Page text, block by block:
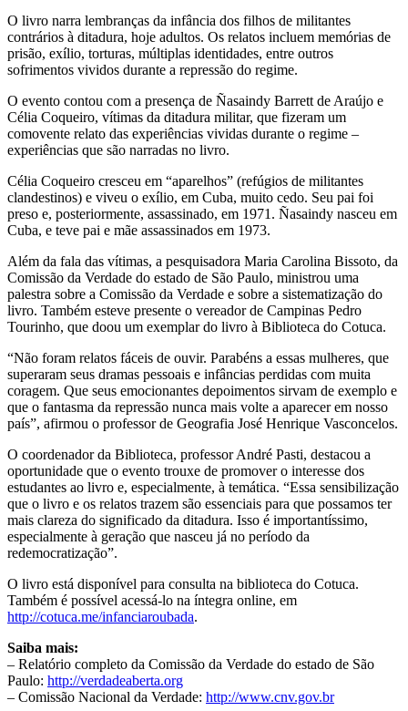
O livro narra lembranças da infância dos filhos de militantes
contrários à ditadura, hoje adultos. Os relatos incluem memórias de
prisão, exílio, torturas, múltiplas identidades, entre outros
sofrimentos vividos durante a repressão do regime.
O evento contou com a presença de Ñasaindy Barrett de Araújo e
Célia Coqueiro, vítimas da ditadura militar, que fizeram um
comovente relato das experiências vividas durante o regime –
experiências que são narradas no livro.
Célia Coqueiro cresceu em “aparelhos” (refúgios de militantes
clandestinos) e viveu o exílio, em Cuba, muito cedo. Seu pai foi
preso e, posteriormente, assassinado, em 1971. Ñasaindy nasceu em
Cuba, e teve pai e mãe assassinados em 1973.
Além da fala das vítimas, a pesquisadora Maria Carolina Bissoto, da
Comissão da Verdade do estado de São Paulo, ministrou uma
palestra sobre a Comissão da Verdade e sobre a sistematização do
livro. Também esteve presente o vereador de Campinas Pedro
Tourinho, que doou um exemplar do livro à Biblioteca do Cotuca.
“Não foram relatos fáceis de ouvir. Parabéns a essas mulheres, que
superaram seus dramas pessoais e infâncias perdidas com muita
coragem. Que seus emocionantes depoimentos sirvam de exemplo e
que o fantasma da repressão nunca mais volte a aparecer em nosso
país”, afirmou o professor de Geografia José Henrique Vasconcelos.
O coordenador da Biblioteca, professor André Pasti, destacou a
oportunidade que o evento trouxe de promover o interesse dos
estudantes ao livro e, especialmente, à temática. “Essa sensibilização
que o livro e os relatos trazem são essenciais para que possamos ter
mais clareza do significado da ditadura. Isso é importantíssimo,
especialmente à geração que nasceu já no período da
redemocratização”.
O livro está disponível para consulta na biblioteca do Cotuca.
Também é possível acessá-lo na íntegra online, em
http://cotuca.me/infanciaroubada.
Saiba mais:
– Relatório completo da Comissão da Verdade do estado de São
Paulo: http://verdadeaberta.org
– Comissão Nacional da Verdade: http://www.cnv.gov.br